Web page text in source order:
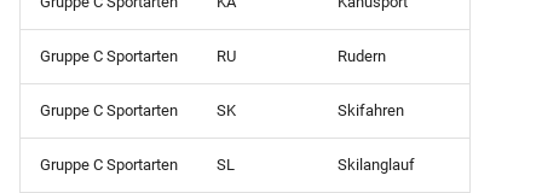
Schülerliste (gruppiert
Berufen)
Schülerliste (gruppiert
Betrieben)
(Schülersumme nach
Ausbildungsort)
Notenübersicht Endnoten
unterschiedlich
Gruppe C Sportarten RU Rudern
Gruppe C Sportarten SK Skifahren
Gruppe C Sportarten SL Skilanglauf